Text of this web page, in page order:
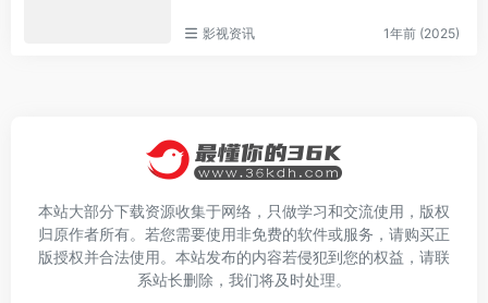
影视资讯 1年前 (2025)
本站大部分下载资源收集于网络，只做学习和交流使用，版权
归原作者所有。若您需要使用非免费的软件或服务，请购买正
版授权并合法使用。本站发布的内容若侵犯到您的权益，请联
系站长删除，我们将及时处理。